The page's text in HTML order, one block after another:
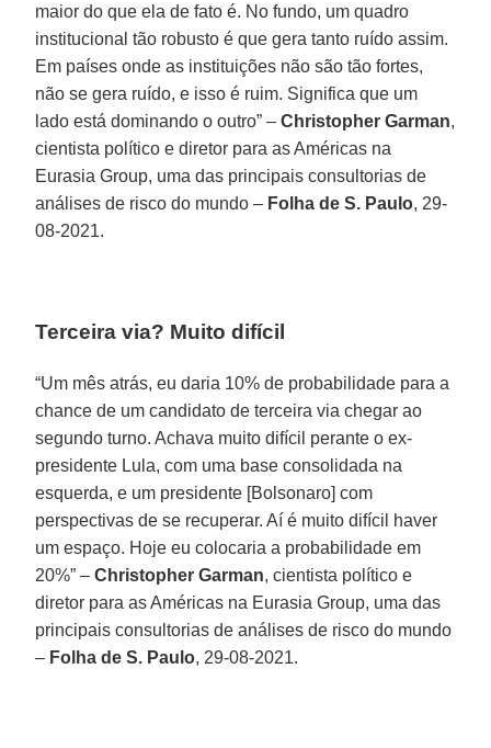
maior do que ela de fato é. No fundo, um quadro
institucional tão robusto é que gera tanto ruído assim.
Em países onde as instituições não são tão fortes,
não se gera ruído, e isso é ruim. Significa que um
lado está dominando o outro” –Christopher Garman,
cientista político e diretor para as Américas na
Eurasia Group, uma das principais consultorias de
análises de risco do mundo – Folha de S. Paulo, 29-
08-2021.
Terceira via? Muito difícil
“Um mês atrás, eu daria 10% de probabilidade para a
chance de um candidato de terceira via chegar ao
segundo turno. Achava muito difícil perante o ex-
presidente Lula, com uma base consolidada na
esquerda, e um presidente [Bolsonaro] com
perspectivas de se recuperar. Aí é muito difícil haver
um espaço. Hoje eu colocaria a probabilidade em
20%” –Christopher Garman, cientista político e
diretor para as Américas na Eurasia Group, uma das
principais consultorias de análises de risco do mundo
– Folha de S. Paulo, 29-08-2021.